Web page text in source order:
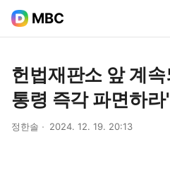
MBC
헌법재판소 앞 계
통령 즉각 파면하라
정한솔 2024. 12. 19. 20:13